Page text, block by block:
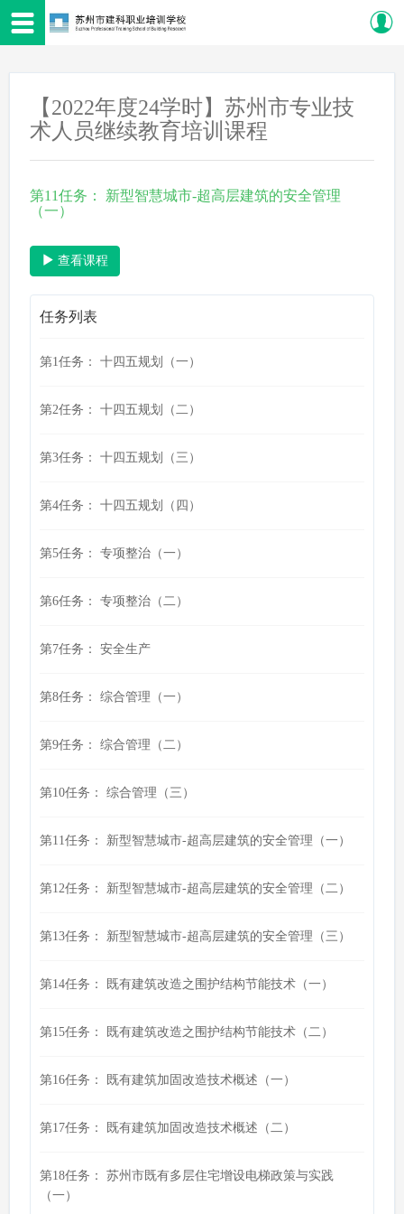
【2022年度24学时】苏州市专业技
术人员继续教育培训课程
第11任务： 新型智慧城市-超高层建筑的安全管理
（一）
查看课程
任务列表
第1任务： 十四五规划（一）
第2任务： 十四五规划（二）
第3任务： 十四五规划（三）
第4任务： 十四五规划（四）
第5任务： 专项整治（一）
第6任务： 专项整治（二）
第7任务： 安全生产
第8任务： 综合管理（一）
第9任务： 综合管理（二）
第10任务： 综合管理（三）
第11任务： 新型智慧城市-超高层建筑的安全管理（一）
第12任务： 新型智慧城市-超高层建筑的安全管理（二）
第13任务： 新型智慧城市-超高层建筑的安全管理（三）
第14任务： 既有建筑改造之围护结构节能技术（一）
第15任务： 既有建筑改造之围护结构节能技术（二）
第16任务： 既有建筑加固改造技术概述（一）
第17任务： 既有建筑加固改造技术概述（二）
第18任务： 苏州市既有多层住宅增设电梯政策与实践
（一）